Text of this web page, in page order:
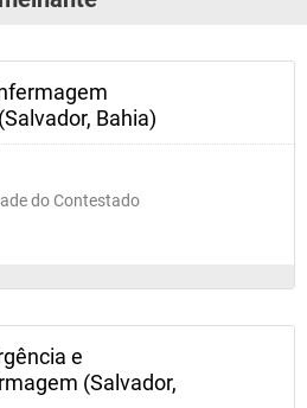
Bahia)
do Contestado
e
(Salvador,